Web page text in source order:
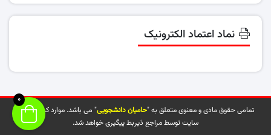
نماد اعتماد الکترونیک
تمامی حقوق مادی و معنوی متعلق به "حامیان دانشجویی" می باشد. موارد کپی شده از
سایت توسط مراجع ذیربط پیگیری خواهد شد.
0